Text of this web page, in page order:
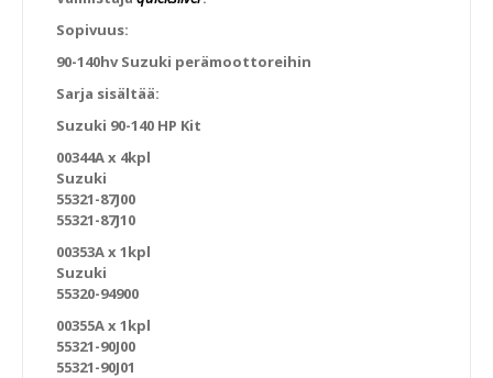
Sopivuus:
90-140hv Suzuki perämoottoreihin
Sarja sisältää:
Suzuki 90-140 HP Kit
00344A x 4kpl
Suzuki
55321-87J00
55321-87J10
00353A x 1kpl
Suzuki
55320-94900
00355A x 1kpl
55321-90J00
55321-90J01